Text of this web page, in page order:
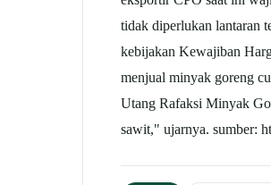
tidak diperlukan lantaran
kebijakan Kewajiban
menjual minyak goreng
Utang Rafaksi Minyak
sawit," ujarnya. sumber: